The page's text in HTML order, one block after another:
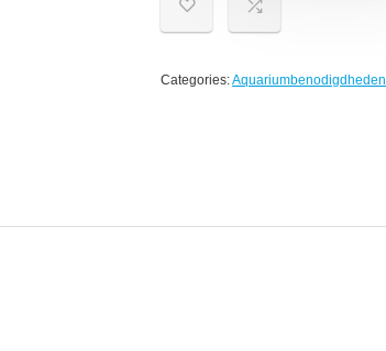
Categories:Aquariumbenodigdheden